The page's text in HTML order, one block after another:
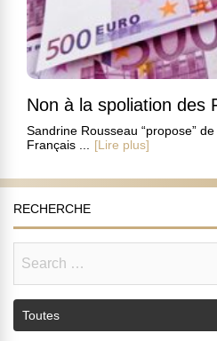
Non à la spoliation des
Sandrine Rousseau “propose”
Français ...
[Lire plus]
RECHERCHE